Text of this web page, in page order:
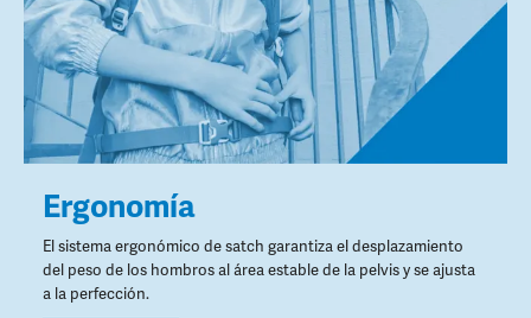
Ergonomía
El sistema ergonómico de satch garantiza el desplazamiento
del peso de los hombros al área estable de la pelvis y se ajusta
a la perfección.